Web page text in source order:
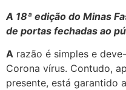
A 18ª edição do Minas
de portas fechadas ao
A razão é simples e
Corona vírus. Contudo,
presente, está garantido